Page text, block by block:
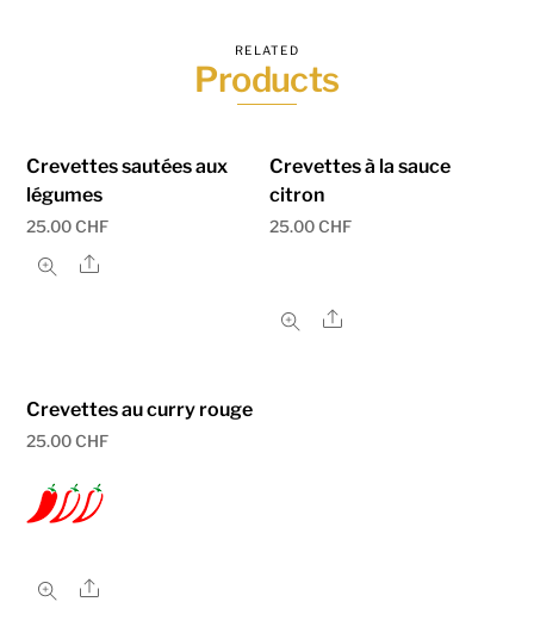
RELATED
Products
Crevettes sautées aux
légumes
25.00CHF
Share
Crevettes à la sauce
citron
25.00CHF
Share
Crevettes au curry rouge
25.00CHF
Share